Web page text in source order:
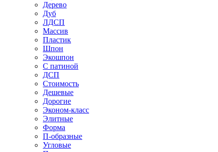
Дерево
Дуб
ЛДСП
Массив
Пластик
Шпон
Экошпон
С патиной
ДСП
Стоимость
Дешевые
Дорогие
Эконом-класс
Элитные
Форма
П-образные
Угловые